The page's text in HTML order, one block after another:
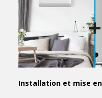
Installation et mise